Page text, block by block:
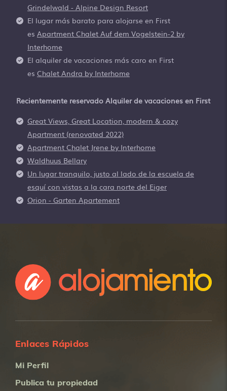
Grindelwald - Alpine Design Resort
El lugar más barato para alojarse en First
es Apartment Chalet Auf dem Vogelstein-2 by
Interhome
El alquiler de vacaciones más caro en First
es Chalet Andra by Interhome
Recientemente reservado Alquiler de vacaciones en First
Great Views, Great Location, modern & cozy
Apartment (renovated 2022)
Apartment Chalet Jrene by Interhome
Waldhuus Bellary
Un lugar tranquilo, justo al lado de la escuela de
esquí con vistas a la cara norte del Eiger
Orion - Garten Apartement
Enlaces Rápidos
Mi Perfil
Publica tu propiedad